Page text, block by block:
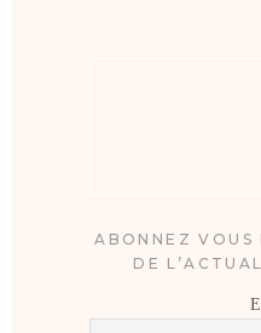
ABONNEZ VOUS
DE